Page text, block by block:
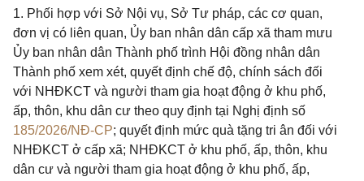
1. Phối hợp với Sở Nội vụ, Sở Tư pháp, các cơ quan,
đơn vị có liên quan, Ủy ban nhân dân cấp xã tham mưu
Ủy ban nhân dân Thành phố trình Hội đồng nhân dân
Thành phố xem xét, quyết định chế độ, chính sách đối
với NHĐKCT và người tham gia hoạt động ở khu phố,
ấp, thôn, khu dân cư theo quy định tại Nghị định số
185/2026/NĐ-CP; quyết định mức quà tặng tri ân đối với
NHĐKCT ở cấp xã; NHĐKCT ở khu phố, ấp, thôn, khu
dân cư và người tham gia hoạt động ở khu phố, ấp,